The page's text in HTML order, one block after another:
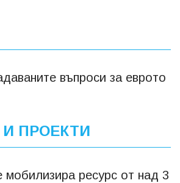
въпроси за еврото
ПРОЕКТИ
мобилизира ресурс от над 3